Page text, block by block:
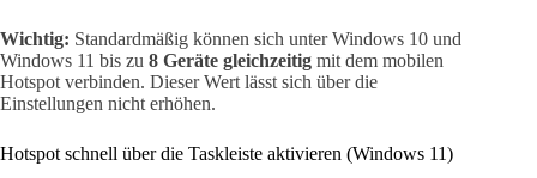
Wichtig: Standardmäßig können sich unter Windows 10 und
Windows 11 bis zu 8 Geräte gleichzeitig mit dem mobilen
Hotspot verbinden. Dieser Wert lässt sich über die
Einstellungen nicht erhöhen.
Hotspot schnell über die Taskleiste aktivieren (Windows 11)